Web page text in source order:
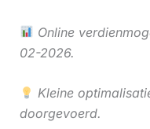
Online
02-2026.
Kleine
doorgevoerd.